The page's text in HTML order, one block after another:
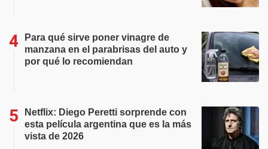
Para qué sirve poner vinagre de
manzana en el parabrisas del auto y
por qué lo recomiendan
Netflix: Diego Peretti sorprende con
esta película argentina que es la más
vista de 2026